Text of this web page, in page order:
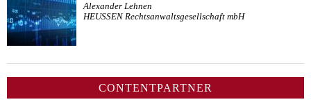
Alexander Lehnen
HEUSSEN Rechtsanwaltsgesellschaft mbH
CONTENTPARTNER